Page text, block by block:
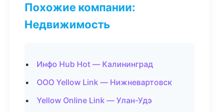
Похожие компании:
Недвижимость
Инфо Hub Hot — Калининград
ООО Yellow Link — Нижневартовск
Yellow Online Link — Улан-Удэ